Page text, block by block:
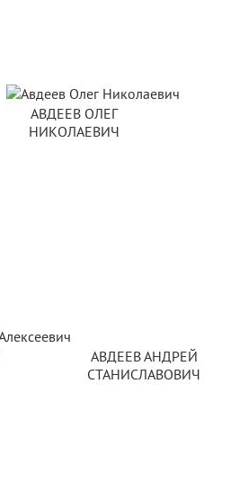
АВДЕЕВ ОЛЕГ
НИКОЛАЕВИЧ
АВДЕЕВ АНДРЕЙ
СТАНИСЛАВОВИЧ